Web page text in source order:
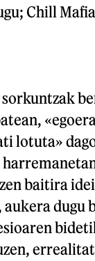
Chill
lotuta»
baitira
dugu